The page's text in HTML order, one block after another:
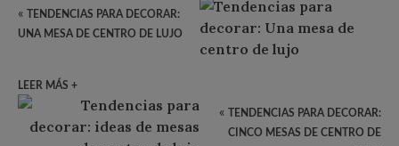
« TENDENCIAS PARA DECORAR:
UNA MESA DE CENTRO DE LUJO
LEER MÁS +
« TENDENCIAS PARA DECORAR:
CINCO MESAS DE CENTRO DE